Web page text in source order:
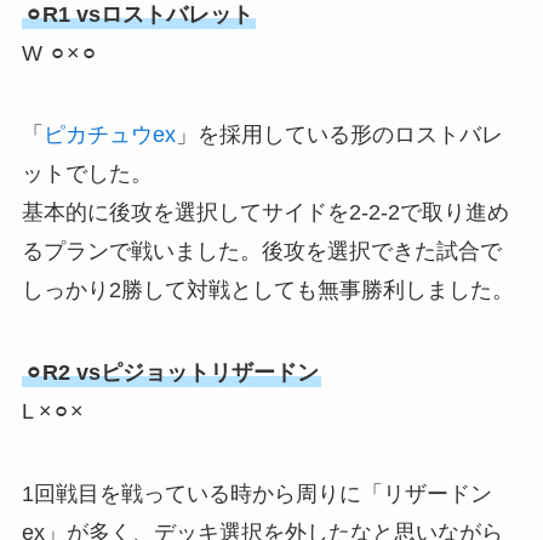
⚪︎R1 vsロストバレット
W ⚪︎×⚪︎
「 ピカチュウex」を採用している形のロストバレ
ットでした。
基本的に後攻を選択してサイドを2-2-2で取り進め
るプランで戦いました。後攻を選択できた試合で
しっかり2勝して対戦としても無事勝利しました。
⚪︎R2 vsピジョットリザードン
L ×⚪︎×
1回戦目を戦っている時から周りに「リザードン
ex」が多く、デッキ選択を外したなと思いながら